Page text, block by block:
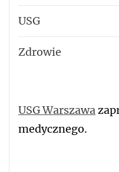
USG
Zdrowie
USG Warszawa
medycznego.